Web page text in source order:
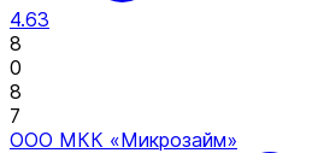
4.63
8
0
8
7
ООО МКК «Микрозайм»